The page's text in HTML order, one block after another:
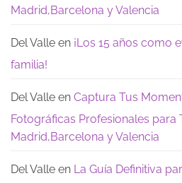
Madrid,Barcelona y Valencia
Del Valle en ¡Los 15 años como
familia!
Del Valle en Captura Tus
Fotográficas Profesionales para
Madrid,Barcelona y Valencia
Del Valle en La Guía Definitiva